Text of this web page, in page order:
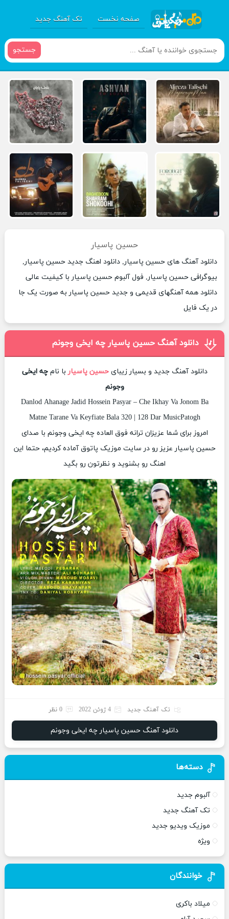
صفحه نخست تک آهنگ جدید
جستجو
حسین پاسیار
دانلود آهنگ های حسین پاسیار, دانلود اهنگ جدید حسین پاسیار,
بیوگرافی حسین پاسیار, فول آلبوم حسین پاسیار با کیفیت عالی
دانلود همه آهنگهای قدیمی و جدید حسین پاسیار به صورت یک جا
در یک فایل
دانلود آهنگ حسین پاسیار چه ایخی وجونم
دانلود آهنگ جدید و بسیار زیبایحسین پاسیار با نامچه ایخی
وجونم
Danlod Ahanage Jadid Hossein Pasyar – Che Ikhay Va Jonom Ba
Matne Tarane Va Keyfiate Bala 320 | 128 Dar MusicPatogh
امروز برای شما عزیزان ترانه فوق العاده چه ایخی وجونم با صدای
حسین پاسیار عزیز رو در سایت موزیک پاتوق آماده کردیم، حتما این
اهنگ رو بشنوید و نظرتون رو بگید
تک آهنگ جدید 4 ژوئن 2022 0 نظر
دانلود آهنگ حسین پاسیار چه ایخی وجونم
دسته‌ها
آلبوم جدید
تک آهنگ جدید
موزیک ویدیو جدید
ویژه
خوانندگان
میلاد باکری